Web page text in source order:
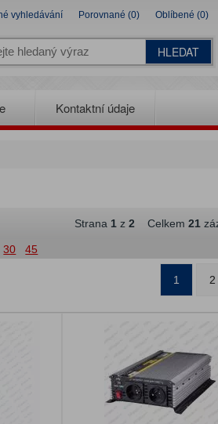
vyhledávání Porovnané (0) Oblíbené (0)
HLEDAT
Kontaktní údaje
Strana 1z 2 Celkem 21
30 45
1 2